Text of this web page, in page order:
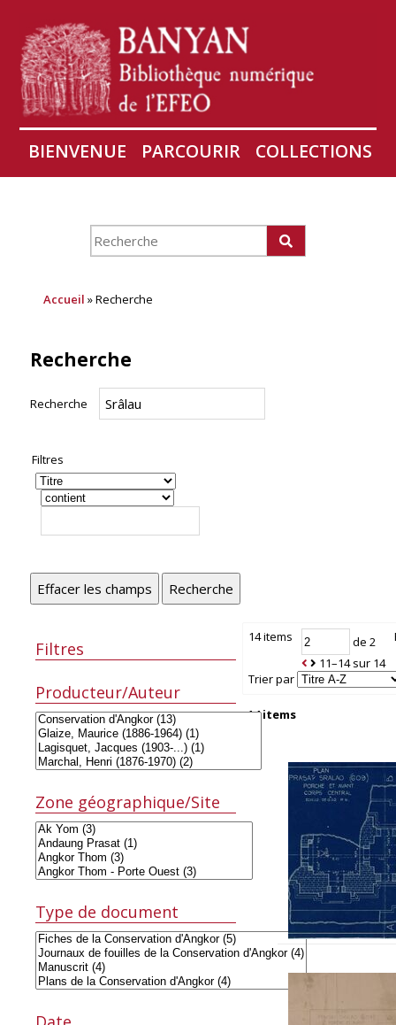
BIENVENUE PARCOURIR
COLLECTIONS
AIRES
CONSERVATION D'ANGKOR
Accueil » Recherche
Recherche
Recherche
Filtres
Effacer les champs Recherche
14 items
de 2
11–14 sur 14
Trier par
14 items
Filtres
Producteur/Auteur
Zone géographique/Site
Type de document